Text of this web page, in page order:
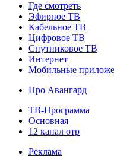
Где смотреть
Эфирное ТВ
Кабельное ТВ
Цифровое ТВ
Спутниковое ТВ
Интернет
Мобильные
Про Авангард
ТВ-Программа
Основная
12 канал отр
Реклама